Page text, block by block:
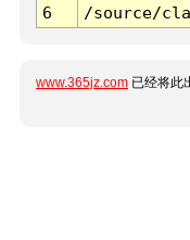
6
/source/
www.365jz.com 已经将此